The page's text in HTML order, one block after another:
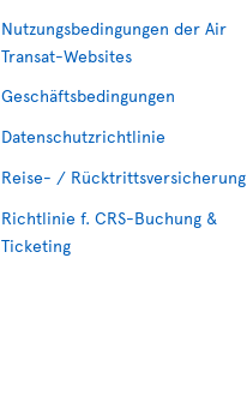
Nutzungsbedingungen der Air
Transat-Websites
Geschäftsbedingungen
Datenschutzrichtlinie
Reise- / Rücktrittsversicherung
Richtlinie f. CRS-Buchung &
Ticketing